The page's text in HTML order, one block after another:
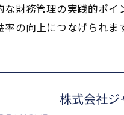
な財務管理の実践的ポ
の向上につなげられま
株式会社ジ